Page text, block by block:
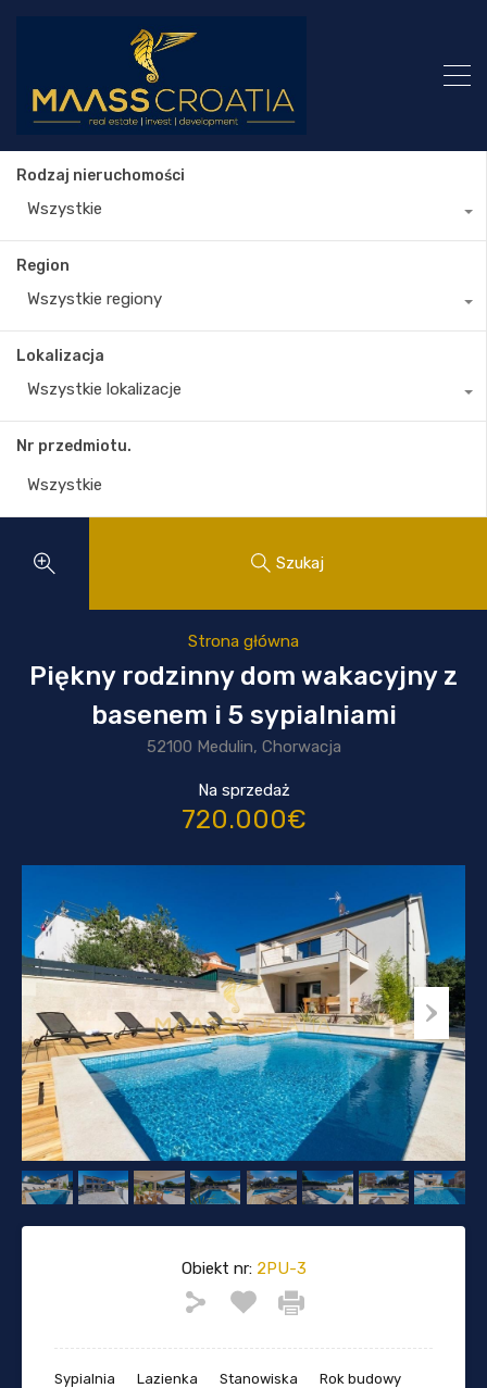
Rodzaj nieruchomości
Wszystkie
Region
Wszystkie regiony
Lokalizacja
Wszystkie lokalizacje
Nr przedmiotu.
Szukaj
Strona główna
Piękny rodzinny dom wakacyjny z
basenem i 5 sypialniami
52100 Medulin, Chorwacja
Na sprzedaż
720.000€
Obiekt nr:2PU-3
Sypialnia Lazienka Stanowiska Rok budowy